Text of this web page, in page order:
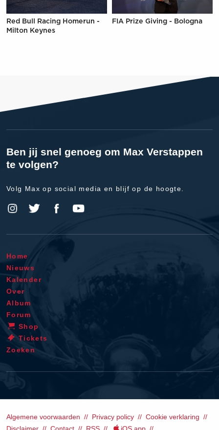
Red Bull Racing Homerun -
Milton Keynes
FIA Prize Giving - Bologna
Ben jij snel genoeg om Max Verstappen
te volgen?
Volg Max op social media en blijf op de hoogte.
Home
Nieuws
Kalender
Over
Album
Forum
Shop
Tickets
Zoeken
Algemene voorwaarden Privacy policy
Cookie verklaring